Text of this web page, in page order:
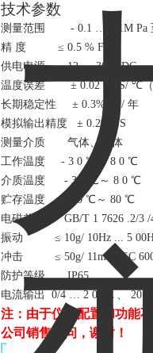
技术参数
测量范围
- 0.1 … 0.1M Pa
精 度
≤ 0.5 % FS
供电电源
12 … 30 V DC
温度误差
± 0.02 %FS/ ℃
长期稳定性
± 0.3% FS/ 年
模拟输出精度
± 0.2% FS
测量介质
气体、液体
工作温度
- 3 0 ℃～ 8 0 ℃
介质温度
- 3 0 ℃～ 8 0 ℃
贮存温度
- 40 ℃～ 80 ℃
电磁兼容
GB/T 1 7626 .2/3 /
振动
≤ 10g/ 10Hz ... 5
冲击
≤ 50g/ 11ms (IEC
防护等级
IP65
电流输出
0/4 … 2 0mA 、 20
注：由于仪表配置和功能
公司销售顾问，谢谢！